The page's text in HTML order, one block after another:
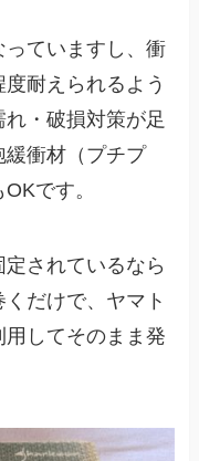
ていますし、衝
耐えられるよう
れ・破損対策が足
緩衝材（プチプ
です。
されているなら
だけで、ヤマト
してそのまま発